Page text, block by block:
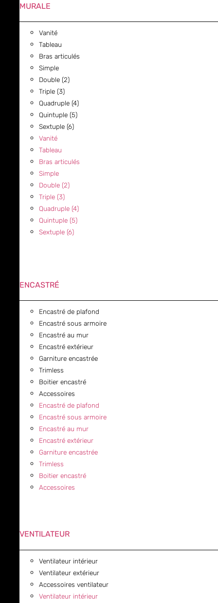
MURALE
Vanité
Tableau
Bras articulés
Simple
Double (2)
Triple (3)
Quadruple (4)
Quintuple (5)
Sextuple (6)
Vanité
Tableau
Bras articulés
Simple
Double (2)
Triple (3)
Quadruple (4)
Quintuple (5)
Sextuple (6)
ENCASTRÉ
Encastré de plafond
Encastré sous armoire
Encastré au mur
Encastré extérieur
Garniture encastrée
Trimless
Boitier encastré
Accessoires
Encastré de plafond
Encastré sous armoire
Encastré au mur
Encastré extérieur
Garniture encastrée
Trimless
Boitier encastré
Accessoires
VENTILATEUR
Ventilateur intérieur
Ventilateur extérieur
Accessoires ventilateur
Ventilateur intérieur